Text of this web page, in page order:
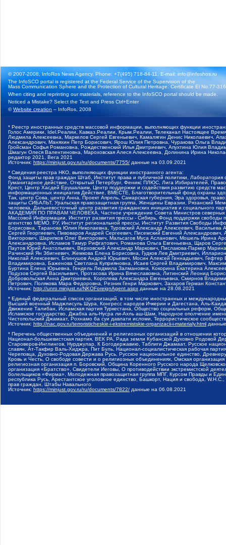
© 2007-2008, InfoRos News Agency. Phone: +7(495) 718-84-11, E-mail: info@infoshos.ru
The InfoSCO portal is registered at the Federal Service of the Supervision of the
Mass Communication Sphere and the Protection of Cultural Heritage. Certificate El No.77-
When citing and reprinting our materials, reference to the InfoSCO portal should be made.
Noticed a Mistake? Select the Text and Press Ctrl+Enter
©Website creation – InfoRos, 2008
* Реестр иностранных средств массовой информации, выполняющих функции
Голос Америки, Idel.Реалии, Кавказ.Реалии, Крым.Реалии, Телеканал Настоящее
Людмила Алексеевна, Маркелов Сергей Евгеньевич, Камалягин Денис Николаевич,
Александрович, Маняхин Петр Борисович, Ярош Юлия Петровна, Чуракова Ольга
Гройсман Софья Романовна, Рождественский Илья Дмитриевич, Апухтина Юлия
Шмагун Олеся Валентиновна, Мароховская Алеся Алексеевна, Долинина Ирина
редактор 2021, Вега 2021
Источник: https://minjust.gov.ru/ru/documents/7755/ данные на 03.09.2021
* Сведения реестра НКО, выполняющих функции иностранного агента:
Фонд защиты прав граждан Штаб, Институт права и публичной политики,
Гуманитарное действие, Открытый Петербург, Феникс ПЛЮС, Лига Избирателей,
Крест, Центр Хасдей Ерушалаим, Центр поддержки и содействия развитию средств
информационных инициатив Действие, ВМЕСТЕ, Благотворительный фонд охраны
Так, центр Сова, центр Анна, Проект Апрель, Самарская губерния, Эра здоровья,
защиты СИБАЛЬТ, Уральская правозащитная группа, Женщины Евразии, Рязанский
человека, Дальневосточный центр развития гражданских инициатив и социального
АКАДЕМИЯ ПО ПРАВАМ ЧЕЛОВЕКА, Частное учреждение Совета Министров северных
Массовой Информации, Институт развития прессы - Сибирь, Фонд поддержки
агентство МЕМО. РУ, Институт региональной прессы, Институт Развития Свободы
Борисовна, Таранова Юлия Николаевна, Туровский Александр Алексеевич,
Сергей Георгиевич, Пивоваров Андрей Сергеевич, Писемский Евгений
Викторович, Шарипков Олег Викторович, Мальсагов Муса Асланович, Мошель Ирина
Александровна, Исламов Тимур Рифгатович, Романова Ольга Евгеньевна, Щаров
Паутов Юрий Анатольевич, Верховский Александр Маркович, Пислакова-Паркер
Рачинский Ян Збигневич, Жемкова Елена Борисовна, Гудков Лев Дмитриевич,
Николай Алексеевич, Блинушов Андрей Юрьевич, Мосин Алексей Геннадьевич,
Владимировна, Баженова Светлана Куприяновна, Исаев Сергей Владимирович,
Буртина Елена Юрьевна, Гендель Людмила Залмановна, Кокорина Екатерина
Подузов Сергей Васильевич, Протасова Ирина Вячеславовна, Литинский Леонид
Добровольская Анна Дмитриевна, Королева Александра Евгеньевна, Смирнов
Петрович, Полякова Мара Федоровна, Резник Генри Маркович, Захаров Герман
Источник: http://unro.minjust.ru/NKOForeignAgent.aspx данные на 28.08.2021
* Единый федеральный список организаций, в том числе иностранных и
Высший военный Маджлисуль Шура, Конгресс народов Ичкерии и Дагестана, Аль-
Движение Талибан, Исламская партия Туркестана, Общество социальных реформ,
Исламское государство, Джабха аль-Нусра ли-Ахль аш-Шам, Народное ополчение
Чистопольский Джамаат, Рохнамо ба суи давлати исломи, Террористическое
Источник: http://nac.gov.ru/terroristicheskie-i-ekstremistskie-organizacii-i-materialy.html
* Перечень общественных объединений и религиозных организаций в отношении
Национал-большевистская партия, ВЕК РА, Рада земли Кубанской Духовно Родовой
Староверов-Инглингов, Нурджулар, К Богодержавию, Таблиги Джамаат, Русское
славян, Ат-Такфир Валь-Хиджра, Пит Буль, Национал-социалистическая рабочая
Череповца, Духовно-Родовая Держава Русь, Русское национальное единство,
Кровь и Честь, О свободе совести и о религиозных объединениях, Омская
религиозная организация п. Боровский, Община Коренного Русского народа
организация «Братство», Свидетели Иеговы, О противодействии экстремистской
болельщиков «Фирма», Молодежная правозащитная группа МПГ, Курсом Правды и
республика Русь, Арестантское уголовное единство, Башкорт, Нация и свобода,
прав граждан, Штабы Навального
Источник: https://minjust.gov.ru/ru/documents/7822/ данные на 06.08.2021